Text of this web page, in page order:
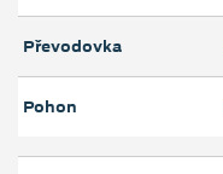
Převodovka
Pohon